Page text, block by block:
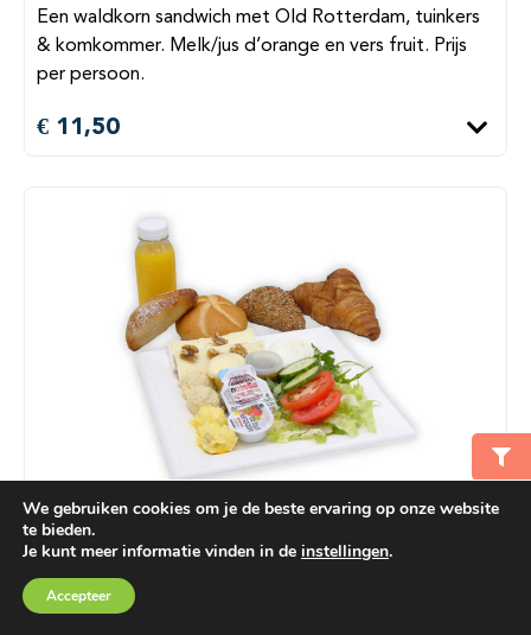
Een waldkorn sandwich met Old Rotterdam, tuinkers
& komkommer. Melk/jus d’orange en vers fruit. Prijs
per persoon.
€ 11,50
Vegetarische lunch
tomaat & tuinkers, een donkerbruine sandwich met
We gebruiken cookies om je de beste ervaring op onze website
te bieden.
Je kunt meer informatie vinden in de instellingen.
Accepteer